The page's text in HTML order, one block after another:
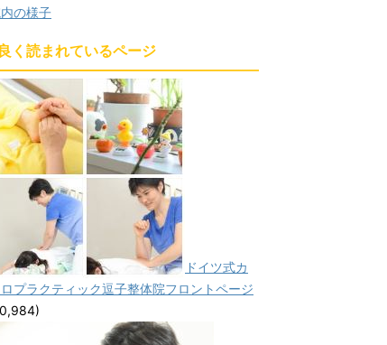
の様子
良く読まれているページ
ドイツ式カ
プラクティック逗子整体院フロントページ